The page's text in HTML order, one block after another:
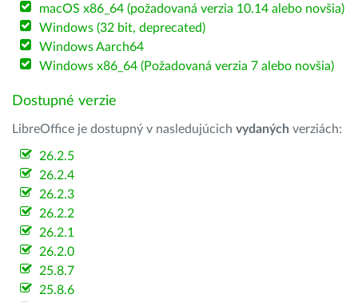
macOS x86_64 (požadovaná verzia 10.14 alebo novšia)
Windows (32 bit, deprecated)
Windows Aarch64
Windows x86_64 (Požadovaná verzia 7 alebo novšia)
Dostupné verzie
LibreOffice je dostupný v nasledujúcich vydaných verziách:
26.2.5
26.2.4
26.2.3
26.2.2
26.2.1
26.2.0
25.8.7
25.8.6